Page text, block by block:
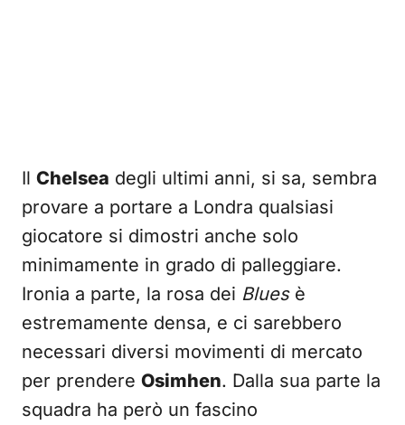
Il Chelsea degli ultimi anni, si sa, sembra
provare a portare a Londra qualsiasi
giocatore si dimostri anche solo
minimamente in grado di palleggiare.
Ironia a parte, la rosa dei Bluesè
estremamente densa, e ci sarebbero
necessari diversi movimenti di mercato
per prendere Osimhen. Dalla sua parte la
squadra ha però un fascino